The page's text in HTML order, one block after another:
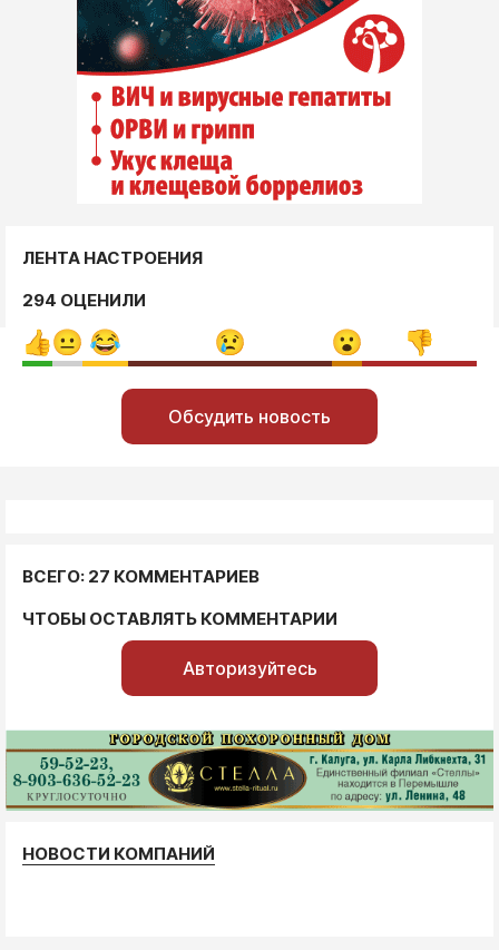
ЛЕНТА НАСТРОЕНИЯ
294 ОЦЕНИЛИ
Обсудить новость
ВСЕГО: 27 КОММЕНТАРИЕВ
ЧТОБЫ ОСТАВЛЯТЬ КОММЕНТАРИИ
Авторизуйтесь
НОВОСТИ КОМПАНИЙ